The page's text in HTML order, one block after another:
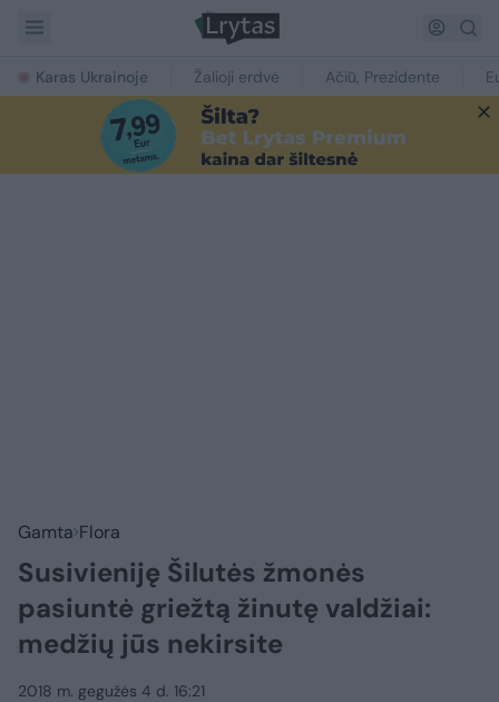
Karas Ukrainoje Žalioji erdvė Ačiū, Prezidente
Gamta Flora
Susivieniję Šilutės žmonės
pasiuntė griežtą žinutę valdžiai:
medžių jūs nekirsite
2018 m. gegužės 4 d. 16:21